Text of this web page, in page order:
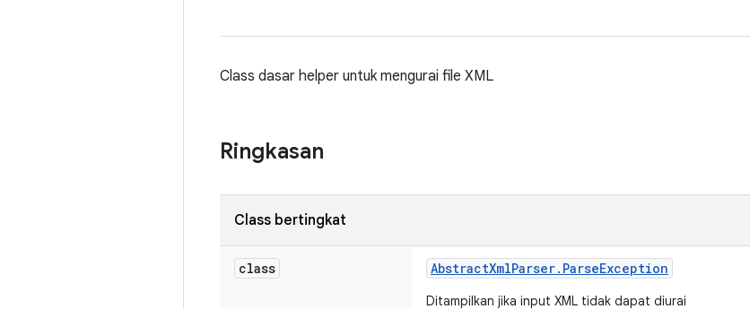
Class dasar helper untuk mengurai file XML
Ringkasan
Class bertingkat
class AbstractXmlParser. ParseException
Ditampilkan jika input XML tidak dapat diurai